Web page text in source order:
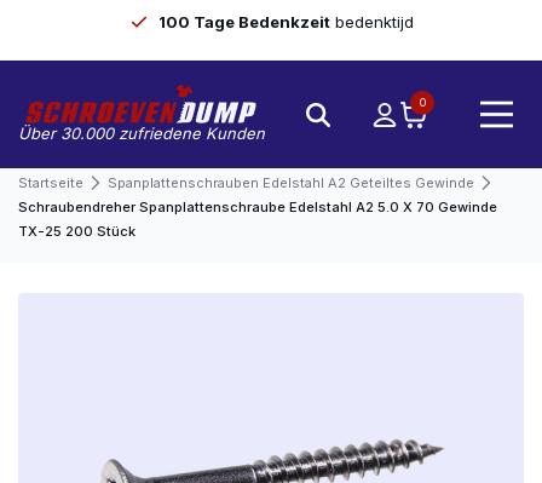
100 Tage Bedenkzeitbedenktijd
Über 30.000 zufriedene Kunden
0
Startseite
Spanplattenschrauben Edelstahl A2 Geteiltes Gewinde
Schraubendreher Spanplattenschraube Edelstahl A2 5.0 X 70 Gewinde
TX-25 200 Stück